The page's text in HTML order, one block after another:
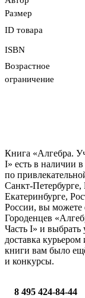
Размер
ID товара
ISBN
Возрастное
ограничение
Книга «Алгебра.
I» есть в наличии
по
Санкт-
Екатеринбурге,
России, вы можете
Городенцев
Часть I» и выбрать
доставка
книги вам было
и конкурсы.
8 495 424-84-44